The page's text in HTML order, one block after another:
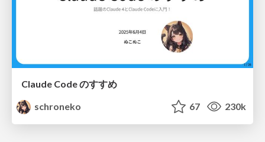
Claude Code のすすめ
schroneko
67 230k